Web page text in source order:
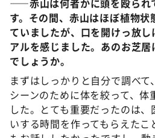
――赤山は何者かに頭を殴られ
す。その間、赤山はほぼ植物
ていましたが、口を開けっ放
アルを感じました。あのお芝
でしょうか。
まずはしっかりと自分で調べ
シーンのために体を絞って、
した。とても重要だったのは
いする時間を作ってもらえたこ